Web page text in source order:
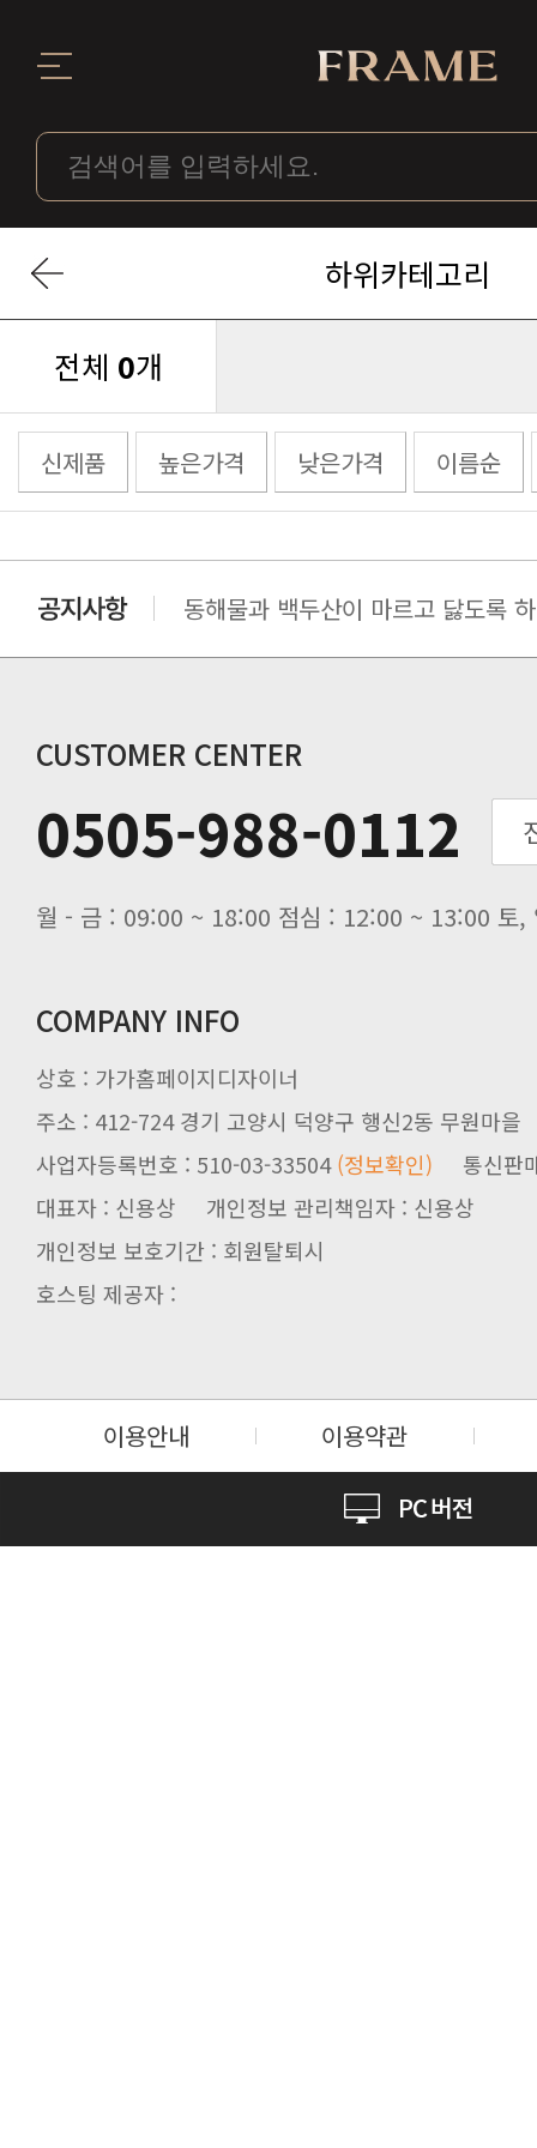
하위카테고리
전체 0개
신제품 높은가격 낮은가격 이름순
동해물과 백두산이 마르고 닳도록
CUSTOMER CENTER
0505-988-0112
월 - 금 : 09:00 ~ 18:00 점심 : 12:00 ~ 13:00 토,
COMPANY INFO
상호 : 가가홈페이지디자이너
주소 : 412-724 경기 고양시 덕양구 행신2동 무원마을
사업자등록번호 : 510-03-33504(정보확인) 통신판
대표자 : 신용상 개인정보 관리책임자 : 신용상
개인정보 보호기간 : 회원탈퇴시
호스팅 제공자 :
이용안내 이용약관